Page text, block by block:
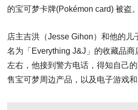
的宝可梦卡牌(Pokémon card) 被盗。
店主吉洪（Jesse Gihon）和他的儿
名为「Everything J&J」的收藏品商
左右，他接到警方电话，得知自己
售宝可梦周边产品，以及电子游戏和